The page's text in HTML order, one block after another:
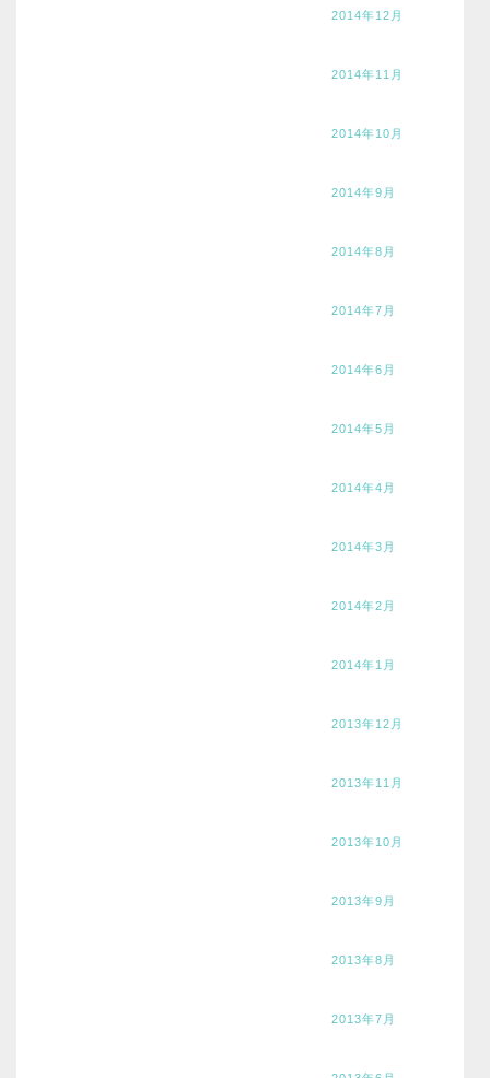
2014年12月
2014年11月
2014年10月
2014年9月
2014年8月
2014年7月
2014年6月
2014年5月
2014年4月
2014年3月
2014年2月
2014年1月
2013年12月
2013年11月
2013年10月
2013年9月
2013年8月
2013年7月